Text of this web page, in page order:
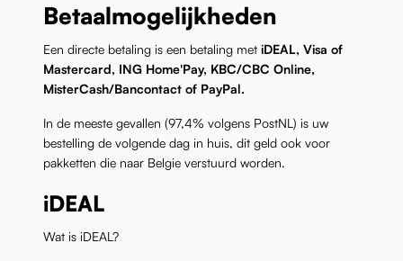
Betaalmogelijkheden
Een directe betaling is een betaling met iDEAL, Visa of
Mastercard, ING Home'Pay, KBC/CBC Online,
MisterCash/Bancontact of PayPal.
In de meeste gevallen (97,4% volgens PostNL) is uw
bestelling de volgende dag in huis, dit geld ook voor
pakketten die naar Belgie verstuurd worden.
iDEAL
Wat is iDEAL?